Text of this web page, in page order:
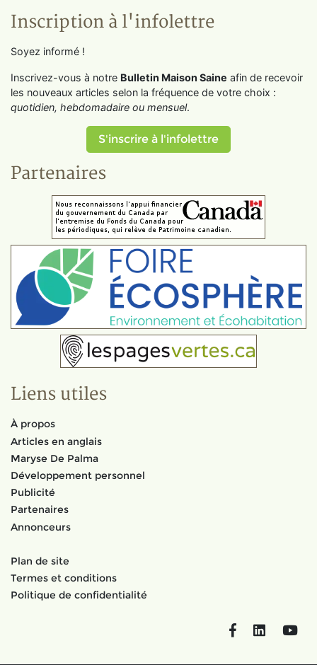
Inscription à l'infolettre
Soyez informé !
Inscrivez-vous à notre Bulletin Maison Saine afin de recevoir
les nouveaux articles selon la fréquence de votre choix :
quotidien, hebdomadaire ou mensuel.
S'inscrire à l'infolettre
Partenaires
Liens utiles
À propos
Articles en anglais
Maryse De Palma
Développement personnel
Publicité
Partenaires
Annonceurs
Plan de site
Termes et conditions
Politique de confidentialité
FacebookLinkedIn